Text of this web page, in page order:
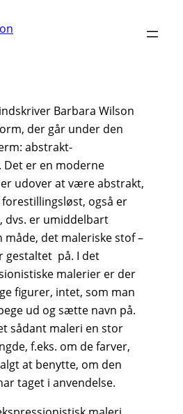
Barbara Wilson
der går under den
abstrakt-
Det er en moderne
udover at være abstrakt,
også er
dvs. er umiddelbart
det maleriske stof –
gestaltet på. I det
malerier er der
figurer, intet, som man
ud og sætte navn på.
sådant maleri en stor
f.eks. om de farver,
at benytte, om den
taget i anvendelse.